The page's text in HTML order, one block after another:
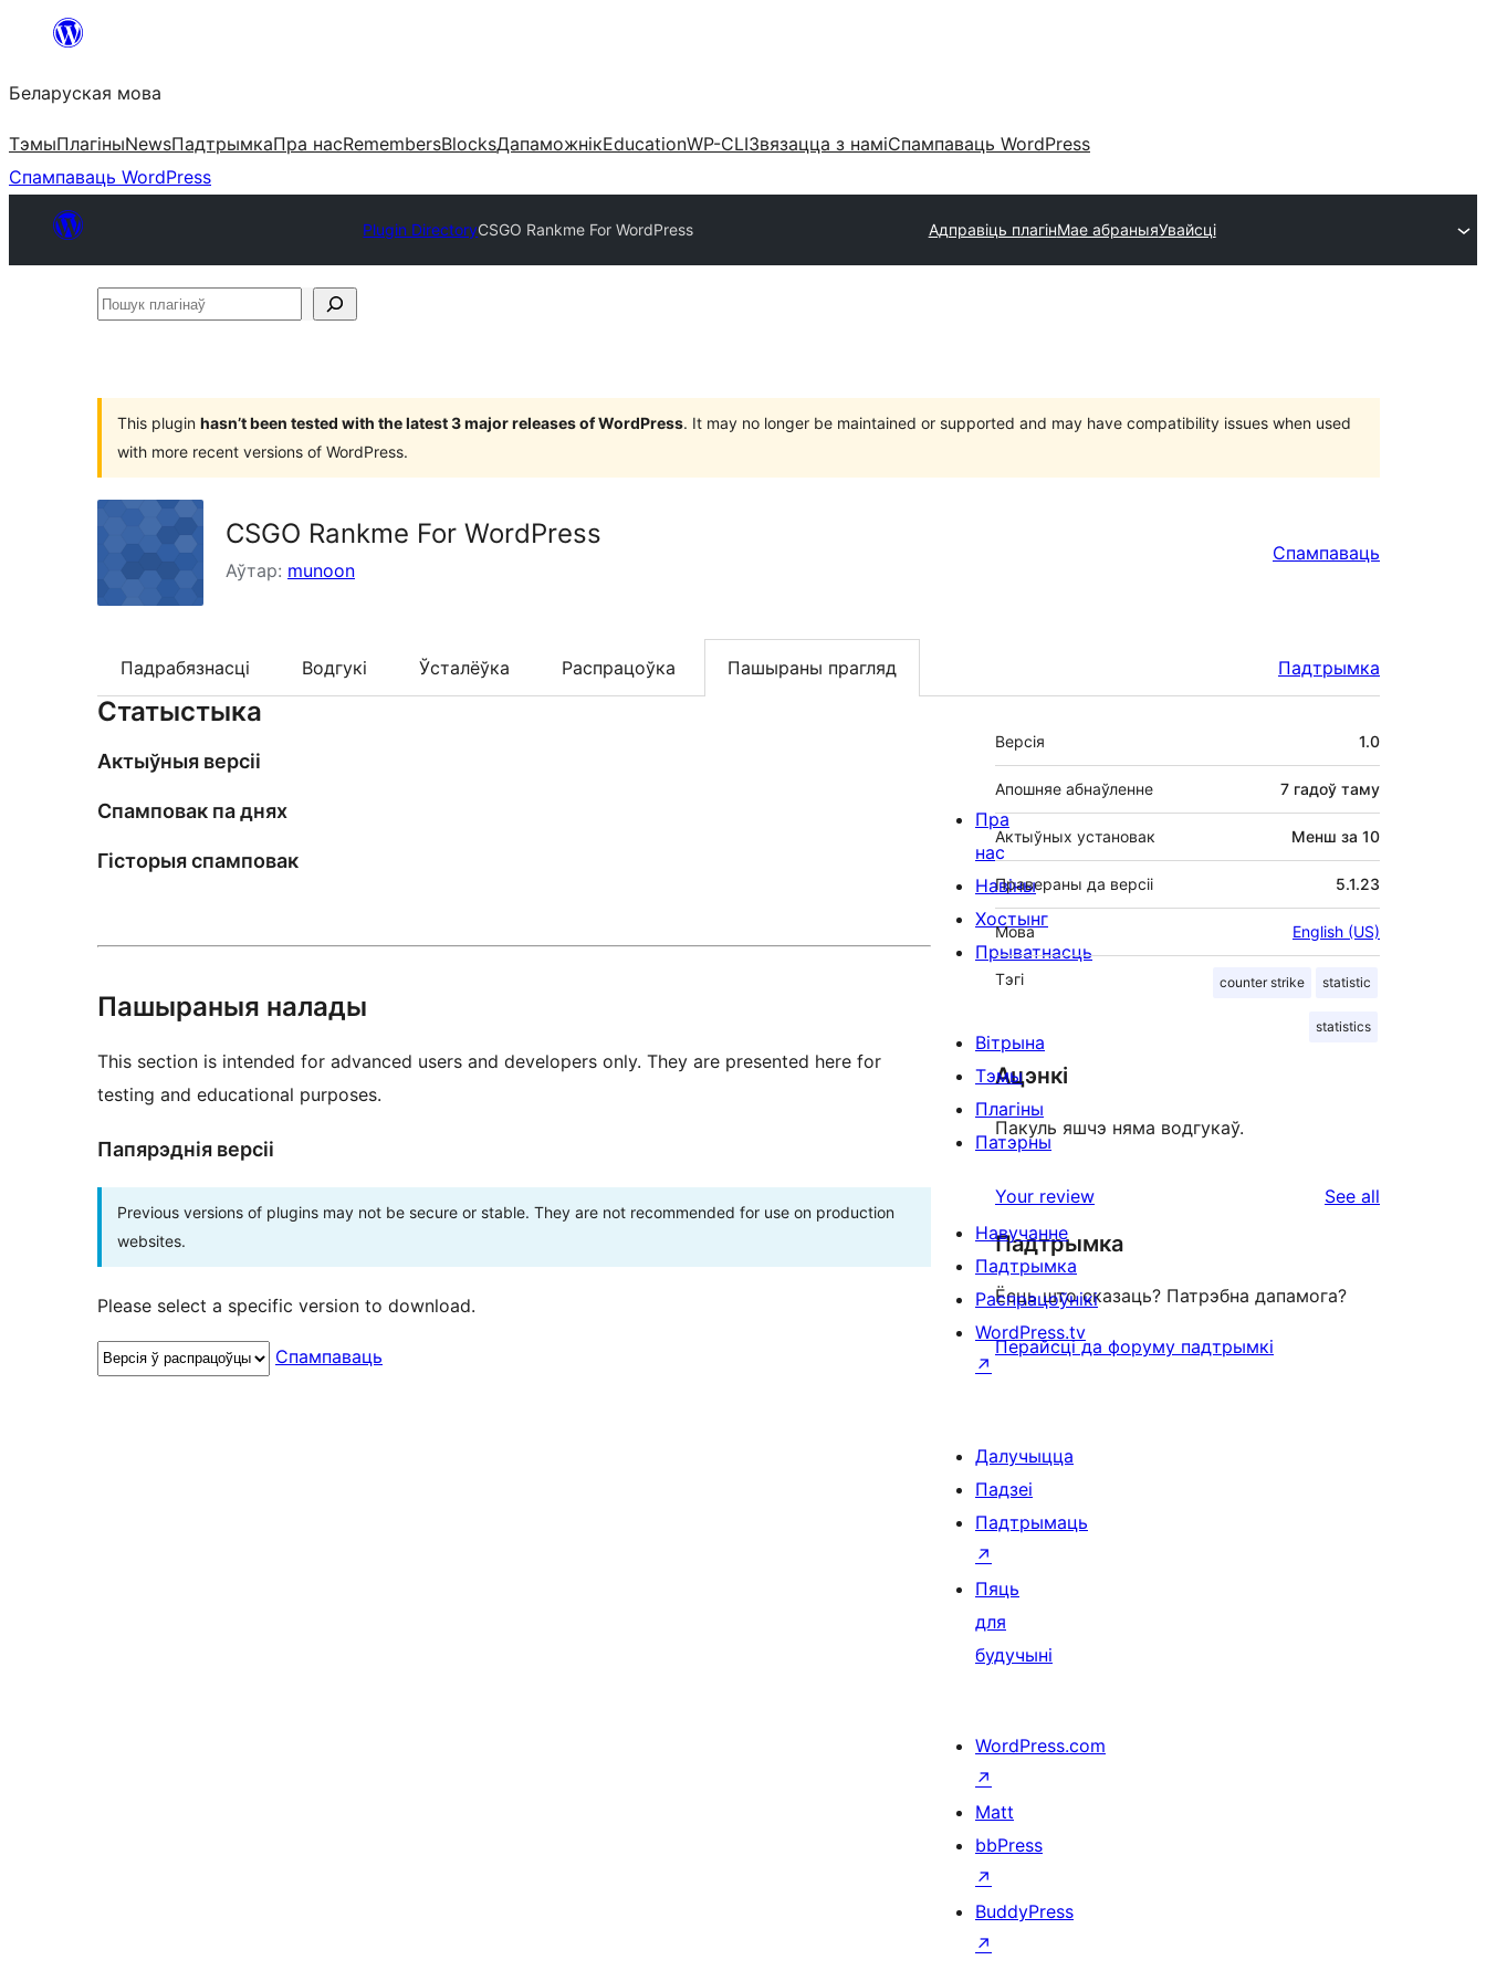
Перайсці
змесціва
Беларуская мова
ТэмыПлагіныNewsПадтрымкаПра насRemembersBlocksДапаможнікEducationWP-CLIЗвязацца з наміСпампаваць WordPress
Спампаваць WordPress
Plugin DirectoryCSGO Rankme For WordPress Адправіць плагінМае абраныяУвайсці
Пошук
This plugin hasn’t been tested with the latest 3 major releases of WordPress. It may no longer be maintained or supported and may have compatibility issues when used
with more recent versions of WordPress.
CSGO Rankme For WordPress
Аўтар: munoon
Спампаваць
Падрабязнасці Водгукі Ўсталёўка Распрацоўка Пашыраны прагляд Падтрымка
Статыстыка
Актыўныя версіі
Спамповак па днях
Гісторыя спамповак
Пашыраныя налады
This section is intended for advanced users and developers only. They are presented here for
testing and educational purposes.
Папярэднія версіі
Previous versions of plugins may not be secure or stable. They are not recommended for use on production
websites.
Please select a specific version to download.
Спампаваць
Мета
Версія 1.0
Апошняе абнаўленне 7 гадоў таму
Актыўных установак Менш за 10
Правераны да версіі 5.1.23
Мова English (US)
Тэгі counter strike statistic
statistics
Ацэнкі
Пакуль яшчэ няма водгукаў.
Your review See all
Падтрымка
Ёсць што сказаць? Патрэбна дапамога?
Перайсці да форуму падтрымкі
Пра
нас
Навіны
Хостынг
Прыватнасць
Вітрына
Тэмы
Плагіны
Патэрны
Навучанне
Падтрымка
Распрацоўнікі
WordPress.tv
↗
Далучыцца
Падзеі
Падтрымаць
↗
Пяць
для
будучыні
WordPress.com
↗
Matt
bbPress
↗
BuddyPress
↗